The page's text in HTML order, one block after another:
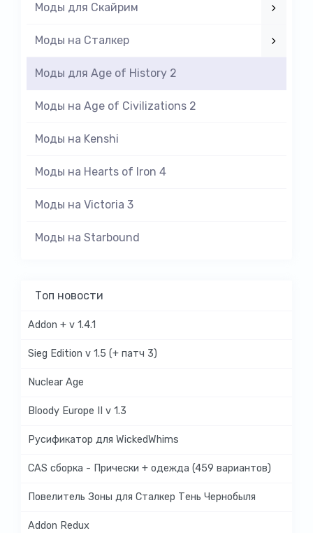
Моды для Скайрим
Моды на Cталкер
Моды для Age of History 2
Моды на Age of Civilizations 2
Моды на Kenshi
Моды на Hearts of Iron 4
Моды на Victoria 3
Моды на Starbound
Топ новости
Addon + v 1.4.1
Sieg Edition v 1.5 (+ патч 3)
Nuclear Age
Bloody Europe II v 1.3
Русификатор для WickedWhims
CAS сборка - Прически + одежда (459 вариантов)
Повелитель Зоны для Сталкер Тень Чернобыля
Addon Redux